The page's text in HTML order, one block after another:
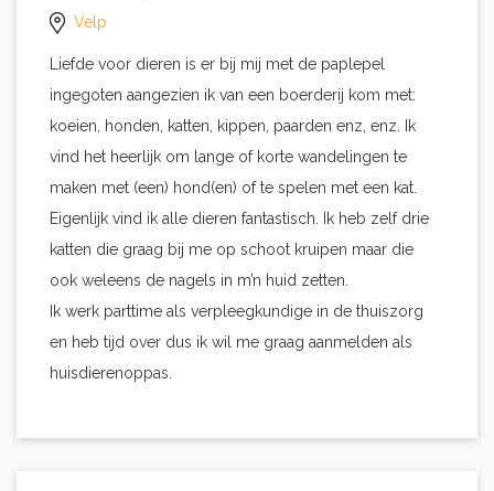
Velp
Liefde voor dieren is er bij mij met de paplepel
ingegoten aangezien ik van een boerderij kom met:
koeien, honden, katten, kippen, paarden enz, enz. Ik
vind het heerlijk om lange of korte wandelingen te
maken met (een) hond(en) of te spelen met een kat.
Eigenlijk vind ik alle dieren fantastisch. Ik heb zelf drie
katten die graag bij me op schoot kruipen maar die
ook weleens de nagels in m’n huid zetten.
Ik werk parttime als verpleegkundige in de thuiszorg
en heb tijd over dus ik wil me graag aanmelden als
huisdierenoppas.